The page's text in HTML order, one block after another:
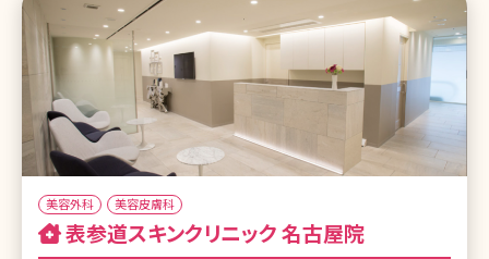
美容外科 美容皮膚科
表参道スキンクリニック 名古屋院